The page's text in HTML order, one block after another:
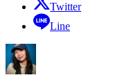
Twitter
Line